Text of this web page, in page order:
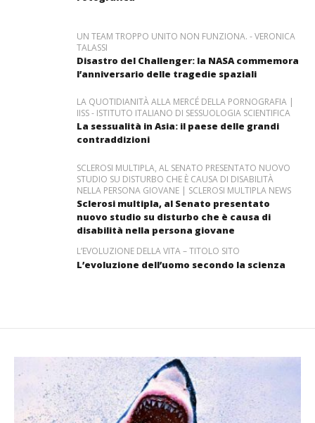
UN TEAM TROPPO UNITO NON FUNZIONA. - VERONICA
TALASSI
Disastro del Challenger: la NASA commemora
l’anniversario delle tragedie spaziali
LA QUOTIDIANITÀ ALLA MERCÉ DELLA PORNOGRAFIA |
IISS - ISTITUTO ITALIANO DI SESSUOLOGIA SCIENTIFICA
La sessualità in Asia: il paese delle grandi
contraddizioni
SCLEROSI MULTIPLA, AL SENATO PRESENTATO NUOVO
STUDIO SU DISTURBO CHE È CAUSA DI DISABILITÀ
NELLA PERSONA GIOVANE | SCLEROSI MULTIPLA NEWS
Sclerosi multipla, al Senato presentato
nuovo studio su disturbo che è causa di
disabilità nella persona giovane
L’EVOLUZIONE DELLA VITA – TITOLO SITO
L’evoluzione dell’uomo secondo la scienza